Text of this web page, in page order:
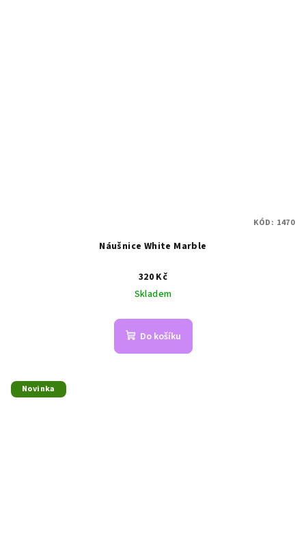
Náušnice White Marble
320 Kč
Skladem
Do košíku
KÓD: 1470
Novinka